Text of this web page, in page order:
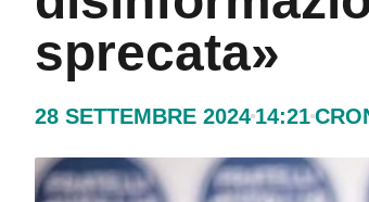
sprecata»
28 SETTEMBRE 2024 14:21